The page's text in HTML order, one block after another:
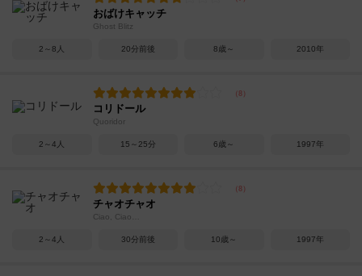
おばけキャッチ
Ghost Blitz
2～8人 20分前後 8歳～ 2010年
コリドール
Quoridor
2～4人 15～25分 6歳～ 1997年
チャオチャオ
Ciao, Ciao…
2～4人 30分前後 10歳～ 1997年